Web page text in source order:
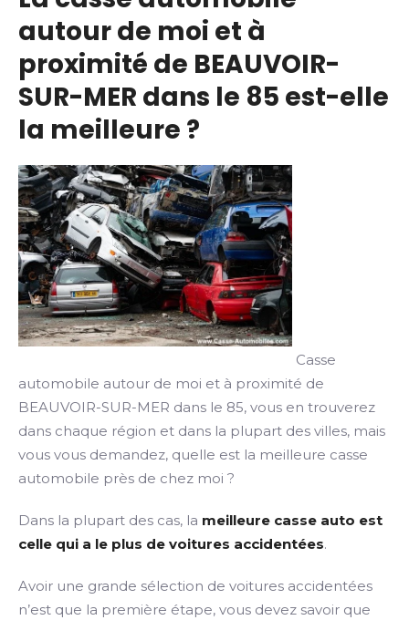
autour de moi et à
proximité de BEAUVOIR-
SUR-MER dans le 85 est-elle
la meilleure ?
Casse
automobile autour de moi et à proximité de
BEAUVOIR-SUR-MER dans le 85, vous en trouverez
dans chaque région et dans la plupart des villes, mais
vous vous demandez, quelle est la meilleure casse
automobile près de chez moi ?
Dans la plupart des cas, la meilleure casse auto est
celle qui a le plus de voitures accidentées.
Avoir une grande sélection de voitures accidentées
n’est que la première étape, vous devez savoir que